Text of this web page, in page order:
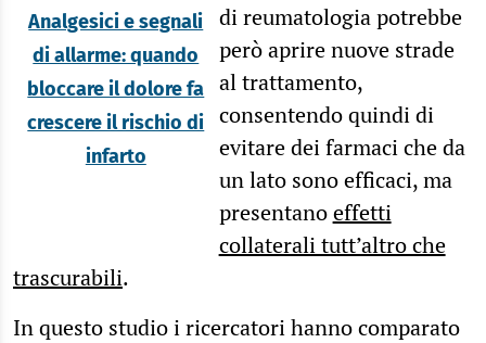
Analgesici e segnali
di allarme: quando
bloccare il dolore fa
crescere il rischio di
infarto
di reumatologia potrebbe
però aprire nuove strade
al trattamento,
consentendo quindi di
evitare dei farmaci che da
un lato sono efficaci, ma
presentanoeffetti
collaterali tutt’altro che
trascurabili.
In questo studio i ricercatori hanno comparato